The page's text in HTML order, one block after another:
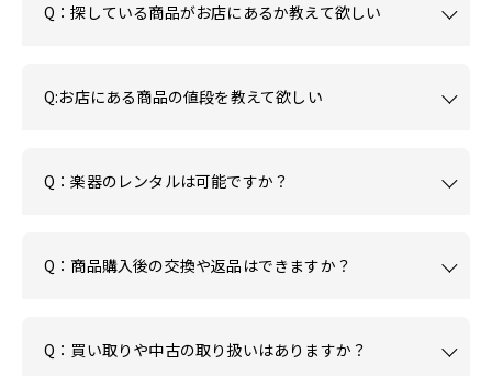
Q：探している商品がお店にあるか教えて欲しい
Q:お店にある商品の値段を教えて欲しい
Q：楽器のレンタルは可能ですか？
Q：商品購入後の交換や返品はできますか？
Q：買い取りや中古の取り扱いはありますか？